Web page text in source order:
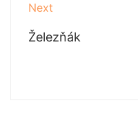
Next
Železňák